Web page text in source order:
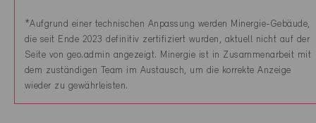
*Aufgrund einer technischen Anpassung werden Minergie-Gebäude,
die seit Ende 2023 definitiv zertifiziert wurden, aktuell nicht auf der
Seite von geo.admin angezeigt. Minergie ist in Zusammenarbeit mit
dem zuständigen Team im Austausch, um die korrekte Anzeige
wieder zu gewährleisten.